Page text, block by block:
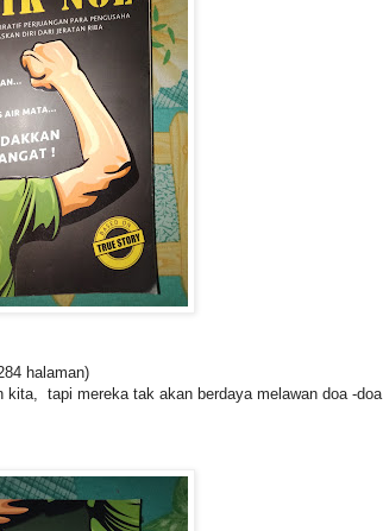
halaman)
kita, tapi mereka tak akan berdaya melawan doa -doa